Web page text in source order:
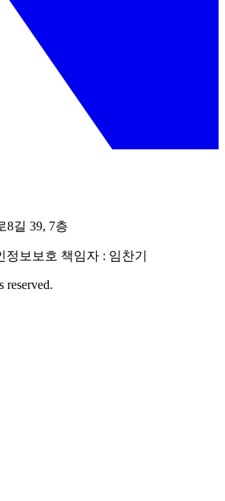
8길 39, 7층
보보호 책임자 : 임찬기
reserved.